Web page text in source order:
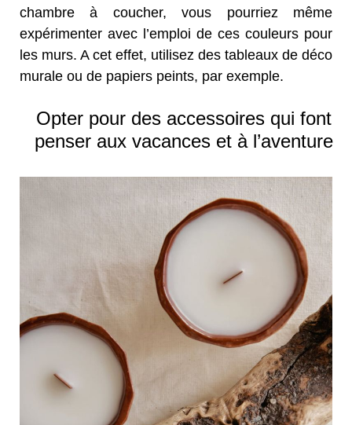
chambre à coucher, vous pourriez même
expérimenter avec l’emploi de ces couleurs pour
les murs. A cet effet, utilisez des tableaux de déco
murale ou de papiers peints, par exemple.
Opter pour des accessoires qui font
penser aux vacances et à l’aventure